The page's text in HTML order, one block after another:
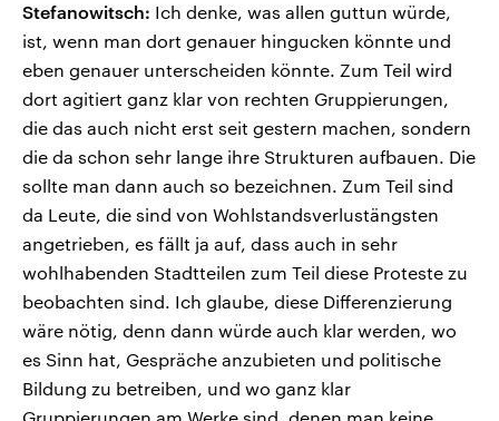
Stefanowitsch: Ich denke, was allen guttun würde,
ist, wenn man dort genauer hingucken könnte und
eben genauer unterscheiden könnte. Zum Teil wird
dort agitiert ganz klar von rechten Gruppierungen,
die das auch nicht erst seit gestern machen, sondern
die da schon sehr lange ihre Strukturen aufbauen. Die
sollte man dann auch so bezeichnen. Zum Teil sind
da Leute, die sind von Wohlstandsverlustängsten
angetrieben, es fällt ja auf, dass auch in sehr
wohlhabenden Stadtteilen zum Teil diese Proteste zu
beobachten sind. Ich glaube, diese Differenzierung
wäre nötig, denn dann würde auch klar werden, wo
es Sinn hat, Gespräche anzubieten und politische
Bildung zu betreiben, und wo ganz klar